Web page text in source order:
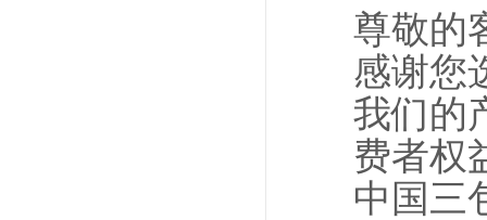
尊敬的
感谢您
我们的
费者权
中国三